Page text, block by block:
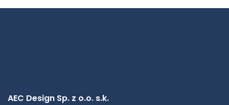
AEC Design Sp. z o.o. s.k.